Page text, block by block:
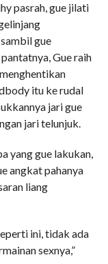
pasrah, gue jilati
gue
Gue raih
itu ke rudal
jari gue
jari telunjuk.
yang gue lakukan,
angkat pahanya
liang
ini, tidak ada
sexnya,”